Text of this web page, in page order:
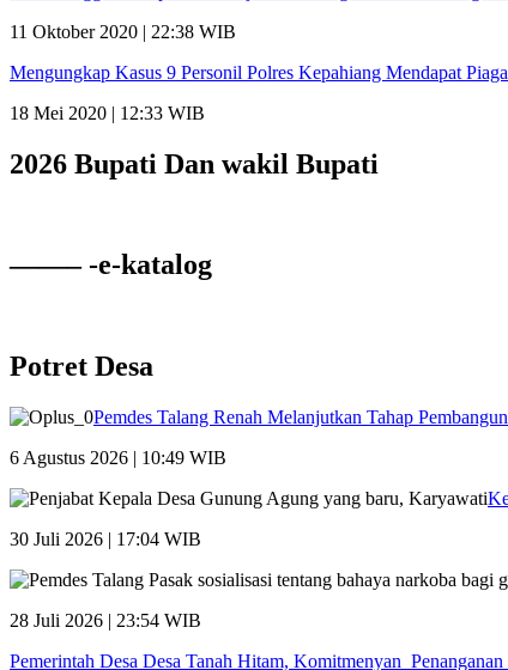
11 Oktober 2020 | 22:38 WIB
Mengungkap Kasus 9 Personil Polres Kepahiang Mendapat
18 Mei 2020 | 12:33 WIB
2026 Bupati Dan wakil Bupati
——– -e-katalog
Potret Desa
Pemdes Talang Renah Melanjutkan Tahap
6 Agustus 2026 | 10:49 WIB
30 Juli 2026 | 17:04 WIB
28 Juli 2026 | 23:54 WIB
Pemerintah Desa Desa Tanah Hitam, Komitmenyan